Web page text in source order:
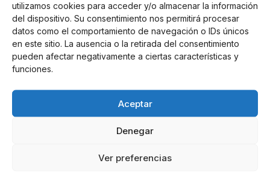
utilizamos cookies para acceder y/o almacenar la información
del dispositivo. Su consentimiento nos permitirá procesar
datos como el comportamiento de navegación o IDs únicos
en este sitio. La ausencia o la retirada del consentimiento
pueden afectar negativamente a ciertas características y
funciones.
Aceptar
Denegar
Ver preferencias
J. C. RUBIO
La presentadora, muy dura con la joven, recuerda a Jorge
Javier Vázquez que "cuando le dio una paliza a Rocío